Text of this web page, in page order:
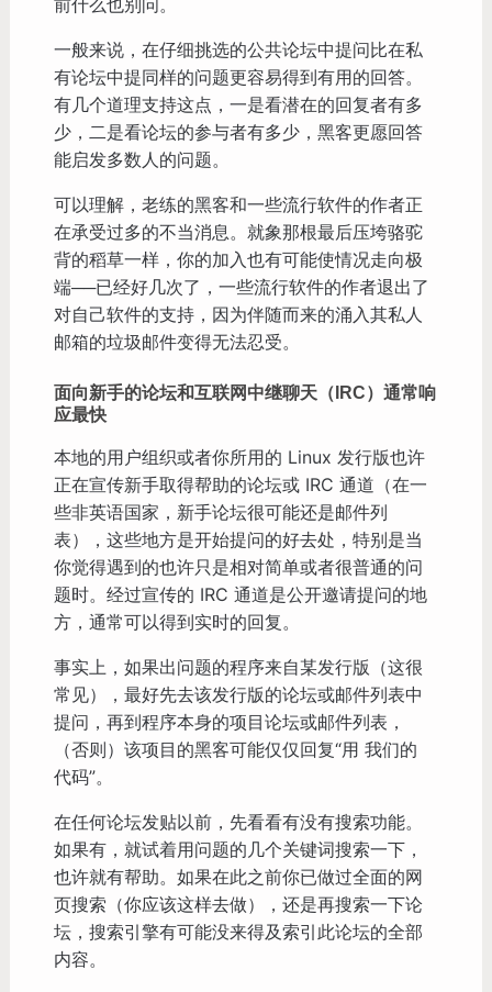
前什么也别问。
一般来说，在仔细挑选的公共论坛中提问比在私
有论坛中提同样的问题更容易得到有用的回答。
有几个道理支持这点，一是看潜在的回复者有多
少，二是看论坛的参与者有多少，黑客更愿回答
能启发多数人的问题。
可以理解，老练的黑客和一些流行软件的作者正
在承受过多的不当消息。就象那根最后压垮骆驼
背的稻草一样，你的加入也有可能使情况走向极
端──已经好几次了，一些流行软件的作者退出了
对自己软件的支持，因为伴随而来的涌入其私人
邮箱的垃圾邮件变得无法忍受。
面向新手的论坛和互联网中继聊天（IRC）通常响
应最快
本地的用户组织或者你所用的 Linux 发行版也许
正在宣传新手取得帮助的论坛或 IRC 通道（在一
些非英语国家，新手论坛很可能还是邮件列
表），这些地方是开始提问的好去处，特别是当
你觉得遇到的也许只是相对简单或者很普通的问
题时。经过宣传的 IRC 通道是公开邀请提问的地
方，通常可以得到实时的回复。
事实上，如果出问题的程序来自某发行版（这很
常见），最好先去该发行版的论坛或邮件列表中
提问，再到程序本身的项目论坛或邮件列表，
（否则）该项目的黑客可能仅仅回复“用 我们的
代码”。
在任何论坛发贴以前，先看看有没有搜索功能。
如果有，就试着用问题的几个关键词搜索一下，
也许就有帮助。如果在此之前你已做过全面的网
页搜索（你应该这样去做），还是再搜索一下论
坛，搜索引擎有可能没来得及索引此论坛的全部
内容。